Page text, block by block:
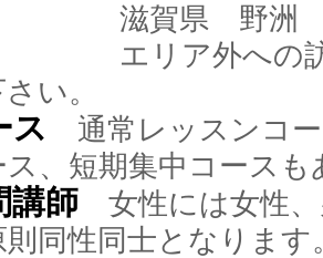
県 野洲
ア外への訪問
い。
ス 通常レッスンコ
ス、短期集中コースも
講師 女性には女性
則同性同士となります